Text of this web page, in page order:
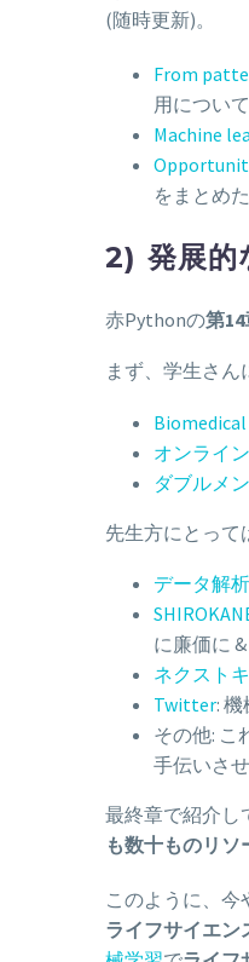
(随時更新)。
From
用につい
Machine
をまとめ
2) 発展的
赤Pythonの第14
まず、学生さん
Biomedical
オンライ
ダブルメ
先生方にとって
データ解
に廉価に
ネクスト
Twitter:
その他: こ
手伝いさ
最終章で紹介し
も数十ものリ
このように、今
ライフサイエン